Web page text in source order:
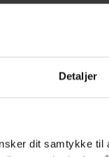
Detaljer
dit samtykke til
ses svenske
er kendt
i buret,